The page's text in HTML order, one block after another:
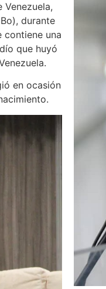
durante
contiene una
que huyó
en ocasión